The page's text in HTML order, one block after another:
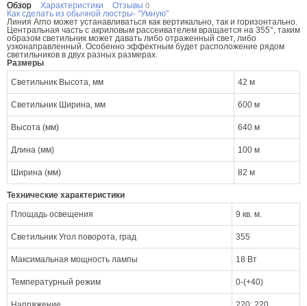
Обзор Характеристики Отзывы 0
Как сделать из обычной люстры- "Умную"
Линия Arno может устанавливаться как вертикально, так и горизонтально.
Центральная часть с акриловым рассеивателем вращается на 355°, таким
образом светильник может давать либо отраженный свет, либо
узконаправленный. Особенно эффектным будет расположение рядом
светильников в двух разных размерах.
Размеры
Светильник Высота, мм
42 м
Светильник Ширина, мм 600 м
Высота (мм) 640 м
Длина (мм) 100 м
Ширина (мм) 82 м
Технические характеристики
Площадь освещения
9 кв. м.
Светильник Угол поворота, град 355
Максимальная мощность лампы 18 Вт
Температурный режим 0-(+40)